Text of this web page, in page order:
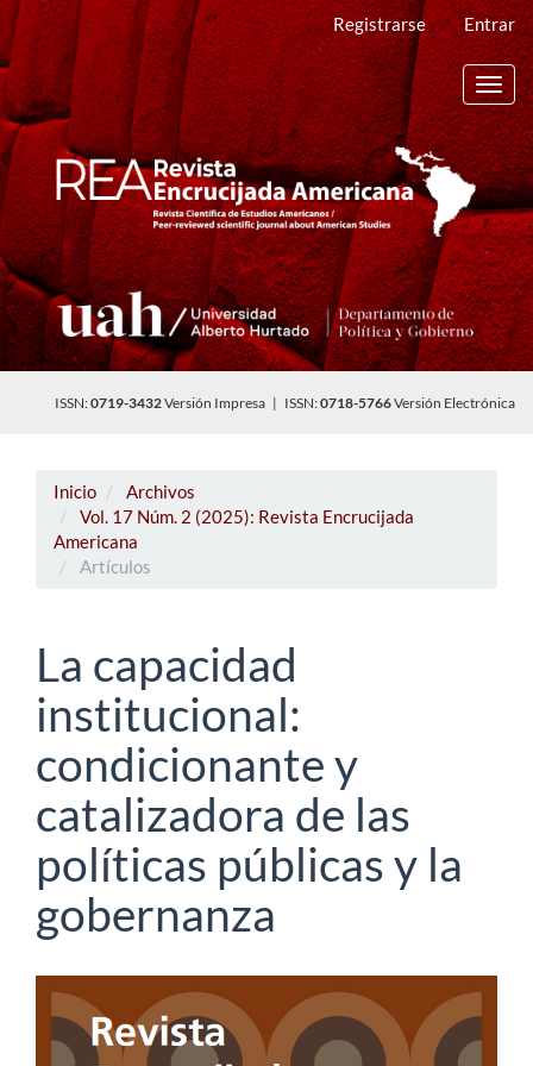
Navegación
principal
Contenido
principal
Barra
lateral
Registrarse Entrar
ISSN:0719-3432Versión Impresa | ISSN:0718-5766Versión Electrónica
Inicio
Archivos
Vol. 17 Núm. 2 (2025): Revista Encrucijada
Americana
Artículos
La capacidad
institucional:
condicionante y
catalizadora de las
políticas públicas y la
gobernanza
Barra
lateral